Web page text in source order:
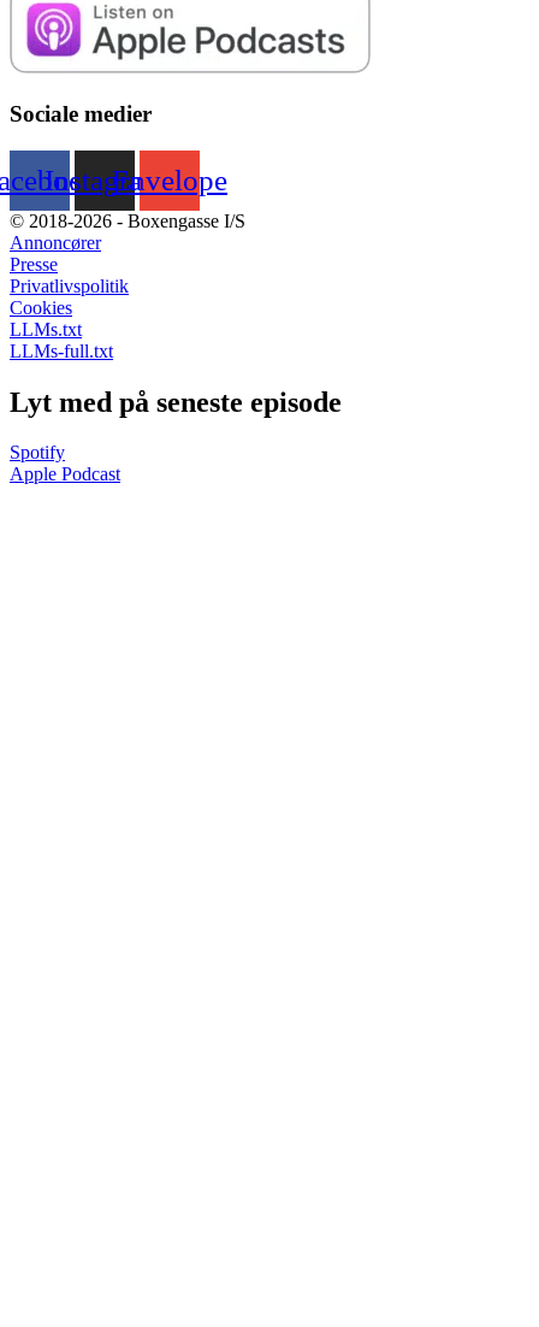
Sociale medier
InstagramEnvelope
© 2018-2026 - Boxengasse I/S
Annoncører
Presse
Privatlivspolitik
Cookies
LLMs.txt
LLMs-full.txt
Lyt med på seneste episode
Spotify
Apple Podcast